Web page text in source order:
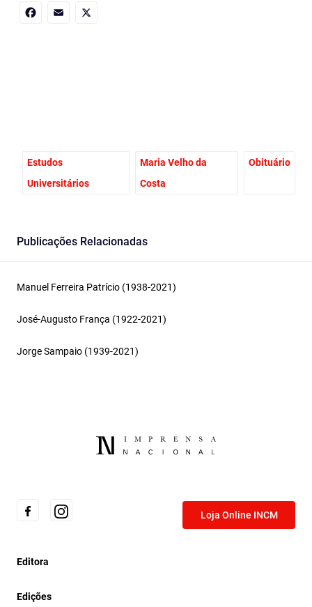
Estudos
Universitários
Maria Velho da
Costa
Obituário
Publicações Relacionadas
Manuel Ferreira Patrício (1938-2021)
José-Augusto França (1922-2021)
Jorge Sampaio (1939-2021)
Loja Online INCM
Editora
Edições